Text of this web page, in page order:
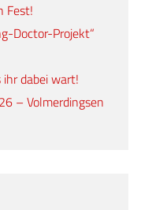
Fest!
Doctor-Projekt“
dabei wart!
– Volmerdingsen